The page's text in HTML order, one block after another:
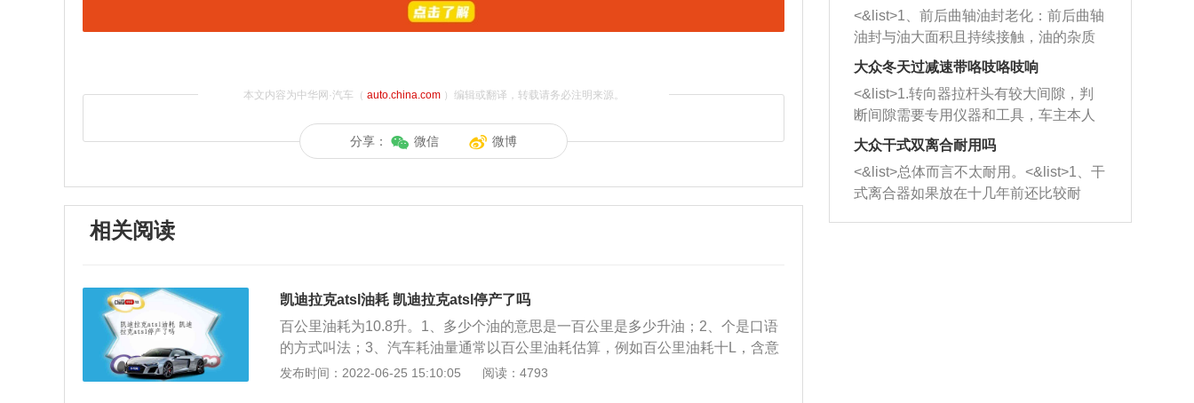
本文内容为中华网·汽车（ auto.china.com）编辑或翻译，转载请务必注明来源。
分享： 微信 微博
相关阅读
凯迪拉克atsl油耗 凯迪拉克atsl停产了吗
百公里油耗为10.8升。1、多少个油的意思是一百公里是多少升油；2、个是口语
的方式叫法；3、汽车耗油量通常以百公里油耗估算，例如百公里油耗十L，含意
也就是汽车驾驶150公里需用十L汽油。凯迪拉克atsl油耗第一驾驶方式，急加油
发布时间：2022-06-25 15:10:05 阅读：4793
西取出来。但如果是因为积碳过多引起
的堵塞，就需要将三元催化器泡在草酸
洗剂对堵塞的情况得到解决，将清洗剂
放在燃油箱中，与燃油混合后，车辆启
动时，就可以和汽油一起进入到燃烧
室，最后形成废气排出，就可以让三元
催化器得到清洗，排气管堵塞的情况就
能够得到解决。
一圈半的练习，往右同样也要打相同的
圈数。 <&list>3、最后强调要反复练
习，这样就可以形成肌肉记忆，在真实
驾驶车辆时，不需要记忆也能打好方
向。
<&list>1、前后曲轴油封老化：前后曲轴
油封与油大面积且持续接触，油的杂质
和发动机内持续温度变化使其密封效果
逐渐减弱，导致渗油或漏油。<&list>2、
活塞间隙过大：积碳会使活塞环与缸体
的间隙扩大，导致机油流入燃烧室中，
造成烧机油。<&list>3、机油粘度。使用
机油粘度过小的话，同样会有烧机油现
象，机油粘度过小具有很好的流动性，
大众冬天过减速带咯吱咯吱响
<&list>1.转向器拉杆头有较大间隙，判
断间隙需要专用仪器和工具，车主本人
无法制作，需要将车辆送到修理厂或4s
店；<&list>2.车辆半轴套管防尘罩破
裂，破裂后会出现漏油现象，使半轴磨
损严重，磨损的半轴容易损坏，产生异
响；<&list>3.稳定器的转向胶套和球头
大众干式双离合耐用吗
<&list>总体而言不太耐用。<&list>1、干
式离合器如果放在十几年前还比较耐